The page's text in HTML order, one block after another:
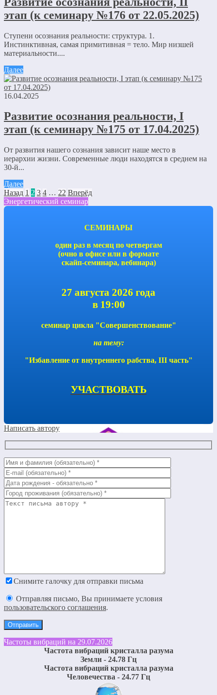
этап (к семинару №176 от 22.05.2025)
Ступени осознания реальности: структура. 1.
Инстинктивная, самая примитивная = тело. Мир низшей
материальности....
Далее
16.04.2025
Развитие осознания реальности, I
этап (к семинару №175 от 17.04.2025)
От развития нашего сознания зависит наше место в
иерархии жизни. Современные люди находятся в среднем на
30-й...
Далее
Назад 1 2 3 4 … 22 Вперёд
Энергетический семинар
СЕМИНАРЫ
один раз в месяц по четвергам
(очно в офисе или в формате
скайп-семинара, вебинара)
27 августа 2026 года
в 19:00
семинар цикла "Совершенствование"
на тему:
"Избавление от внутреннего рабства, III часть"
УЧАСТВОВАТЬ
Написать автору
Снимите галочку для отправки письма
Отправляя письмо, Вы принимаете условия
пользовательского соглашения.
Частоты вибраций на 29.07.2026
Частота вибраций кристалла разума
Земли - 24.78 Гц
Частота вибраций кристалла разума
Человечества - 24.77 Гц